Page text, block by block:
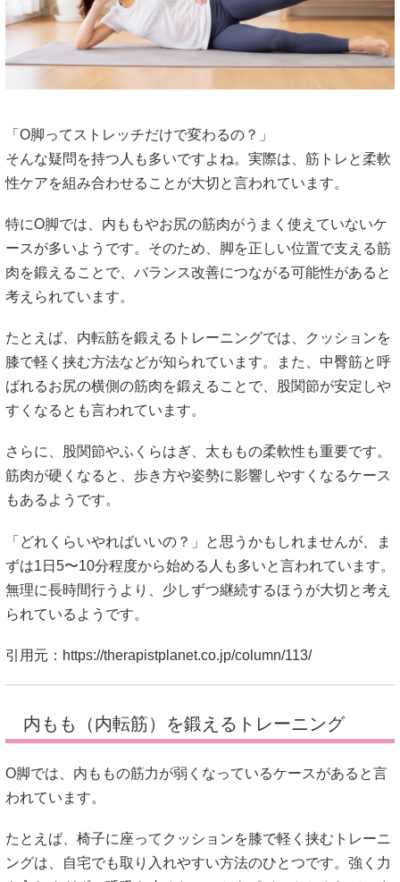
「O脚ってストレッチだけで変わるの？」
そんな疑問を持つ人も多いですよね。実際は、筋トレと柔軟
性ケアを組み合わせることが大切と言われています。
特にO脚では、内ももやお尻の筋肉がうまく使えていないケ
ースが多いようです。そのため、脚を正しい位置で支える筋
肉を鍛えることで、バランス改善につながる可能性があると
考えられています。
たとえば、内転筋を鍛えるトレーニングでは、クッションを
膝で軽く挟む方法などが知られています。また、中臀筋と呼
ばれるお尻の横側の筋肉を鍛えることで、股関節が安定しや
すくなるとも言われています。
さらに、股関節やふくらはぎ、太ももの柔軟性も重要です。
筋肉が硬くなると、歩き方や姿勢に影響しやすくなるケース
もあるようです。
「どれくらいやればいいの？」と思うかもしれませんが、ま
ずは1日5〜10分程度から始める人も多いと言われています。
無理に長時間行うより、少しずつ継続するほうが大切と考え
られているようです。
引用元： https://therapistplanet.co.jp/column/113/
内もも（内転筋）を鍛えるトレーニング
O脚では、内ももの筋力が弱くなっているケースがあると言
われています。
たとえば、椅子に座ってクッションを膝で軽く挟むトレーニ
ングは、自宅でも取り入れやすい方法のひとつです。強く力